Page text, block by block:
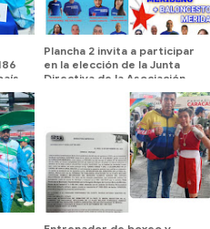
Plancha 2 invita a participar
en la elección de la Junta
Directiva de la Asociación
Merideña de Baloncesto